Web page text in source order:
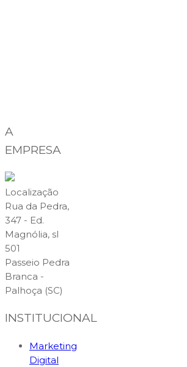
A
EMPRESA
Localização
Rua da Pedra,
347 - Ed.
Magnólia, sl
501
Passeio Pedra
Branca -
Palhoça (SC)
INSTITUCIONAL
Marketing
Digital